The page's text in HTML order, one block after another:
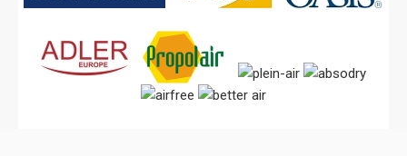
sanatos de evaporare. Modelul WD-B600 este recomandat